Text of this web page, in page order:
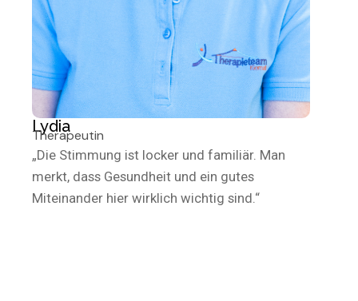
Lydia
Therapeutin
„Die Stimmung ist locker und familiär. Man
merkt, dass Gesundheit und ein gutes
Miteinander hier wirklich wichtig sind.“